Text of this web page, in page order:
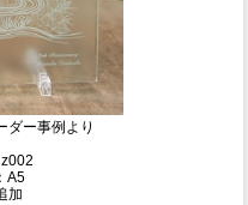
ダー事例より
A5
加